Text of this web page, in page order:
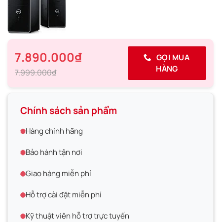
7.890.000₫
7.999.000₫
GỌI MUA
HÀNG
Chính sách sản phẩm
Hàng chính hãng
Bảo hành tận nơi
Giao hàng miễn phí
Hỗ trợ cài đặt miễn phí
Kỹ thuật viên hỗ trợ trực tuyến